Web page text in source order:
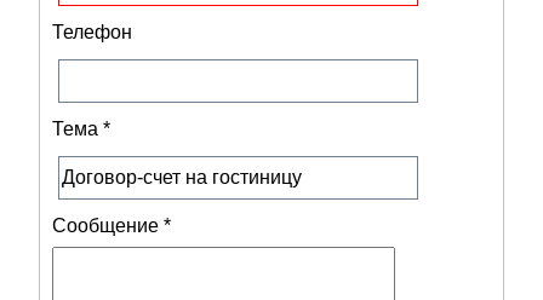
Телефон
Тема *
Сообщение *